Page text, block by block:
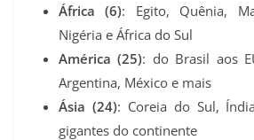
África (6): Egito, Quênia,
Nigéria e África do Sul
América (25): do Brasil aos
Argentina, México e mais
Ásia (24): Coreia do Sul,
gigantes do continente